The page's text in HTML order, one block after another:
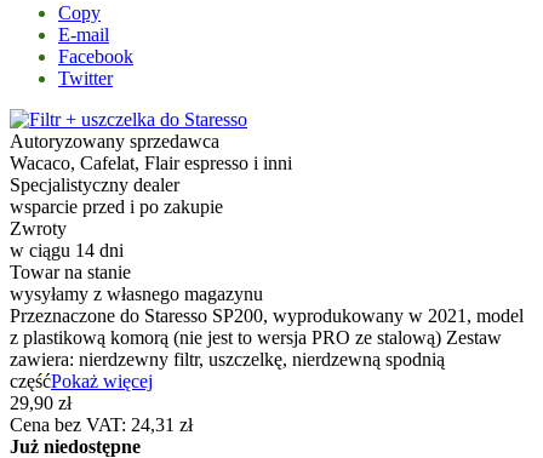
Copy
E-mail
Facebook
Twitter
Autoryzowany sprzedawca
Wacaco, Cafelat, Flair espresso i inni
Specjalistyczny dealer
wsparcie przed i po zakupie
Zwroty
w ciągu 14 dni
Towar na stanie
wysyłamy z własnego magazynu
Przeznaczone do Staresso SP200, wyprodukowany w 2021, model
z plastikową komorą (nie jest to wersja PRO ze stalową) Zestaw
zawiera: nierdzewny filtr, uszczelkę, nierdzewną spodnią
częśćPokaż więcej
29,90 zł
Cena bez VAT: 24,31 zł
Już niedostępne